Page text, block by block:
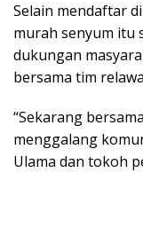
Selain mendaftar
murah senyum itu
dukungan
bersama tim
“Sekarang
menggalang
Ulama dan tokoh